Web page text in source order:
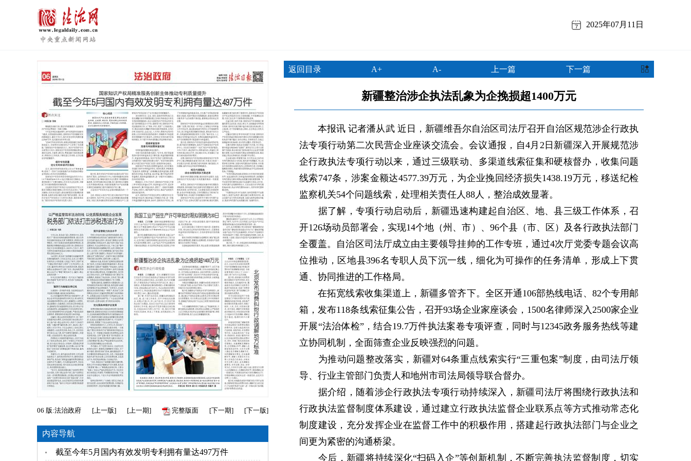
2025年07月11日
06 版:法治政府 [上一版] [上一期] 完整版面 [下一期] [下一版]
内容导航
截至今年5月国内有效发明专利拥有量达497万件
返回目录 A+ A- 上一篇 下一篇
新疆整治涉企执法乱象为企挽损超1400万元
本报讯 记者潘从武 近日，新疆维吾尔自治区司法厅召开自治区规范涉企行政执
法专项行动第二次民营企业座谈交流会。会议通报，自4月2日新疆深入开展规范涉
企行政执法专项行动以来，通过三级联动、多渠道线索征集和硬核督办，收集问题
线索747条，涉案金额达4577.39万元，为企业挽回经济损失1438.19万元，移送纪检
监察机关54个问题线索，处理相关责任人88人，整治成效显著。
据了解，专项行动启动后，新疆迅速构建起自治区、地、县三级工作体系，召
开126场动员部署会，实现14个地（州、市）、96个县（市、区）及各行政执法部门
全覆盖。自治区司法厅成立由主要领导挂帅的工作专班，通过4次厅党委专题会议高
位推动，区地县396名专职人员下沉一线，细化为可操作的任务清单，形成上下贯
通、协同推进的工作格局。
在拓宽线索收集渠道上，新疆多管齐下。全区开通106部热线电话、82个专用邮
箱，发布118条线索征集公告，召开93场企业家座谈会，1500名律师深入2500家企业
开展“法治体检”，结合19.7万件执法案卷专项评查，同时与12345政务服务热线等建
立协同机制，全面筛查企业反映强烈的问题。
为推动问题整改落实，新疆对64条重点线索实行“三重包案”制度，由司法厅领
导、行业主管部门负责人和地州市司法局领导联合督办。
据介绍，随着涉企行政执法专项行动持续深入，新疆司法厅将围绕行政执法和
行政执法监督制度体系建设，通过建立行政执法监督企业联系点等方式推动常态化
制度建设，充分发挥企业在监督工作中的积极作用，搭建起行政执法部门与企业之
间更为紧密的沟通桥梁。
今后，新疆将持续深化“扫码入企”等创新机制，不断完善执法监督制度，切实